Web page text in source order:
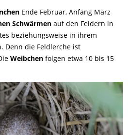
Ende Februar, Anfang März
Schwärmen auf den Feldern in
beziehungsweise in ihrem
Denn die Feldlerche ist
Weibchen folgen etwa 10 bis 15